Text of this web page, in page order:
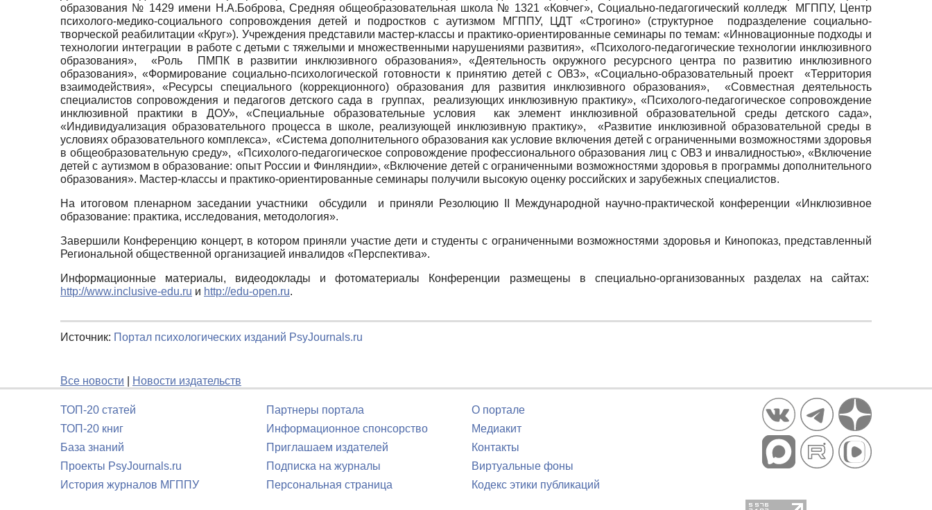
образования № 1429 имени Н.А.Боброва, Средняя общеобразовательная школа № 1321 «Ковчег», Социально-педагогический колледж МГППУ, Центр
психолого-медико-социального сопровождения детей и подростков с аутизмом МГППУ, ЦДТ «Строгино» (структурное подразделение социально-
творческой реабилитации «Круг»). Учреждения представили мастер-классы и практико-ориентированные семинары по темам: «Инновационные подходы и
технологии интеграции в работе с детьми с тяжелыми и множественными нарушениями развития», «Психолого-педагогические технологии инклюзивного
образования», «Роль ПМПК в развитии инклюзивного образования», «Деятельность окружного ресурсного центра по развитию инклюзивного
образования», «Формирование социально-психологической готовности к принятию детей с ОВЗ», «Социально-образовательный проект «Территория
взаимодействия», «Ресурсы специального (коррекционного) образования для развития инклюзивного образования», «Совместная деятельность
специалистов сопровождения и педагогов детского сада в группах, реализующих инклюзивную практику», «Психолого-педагогическое сопровождение
инклюзивной практики в ДОУ», «Специальные образовательные условия как элемент инклюзивной образовательной среды детского сада»,
«Индивидуализация образовательного процесса в школе, реализующей инклюзивную практику», «Развитие инклюзивной образовательной среды в
условиях образовательного комплекса», «Система дополнительного образования как условие включения детей с ограниченными возможностями здоровья
в общеобразовательную среду», «Психолого-педагогическое сопровождение профессионального образования лиц с ОВЗ и инвалидностью», «Включение
детей с аутизмом в образование: опыт России и Финляндии», «Включение детей с ограниченными возможностями здоровья в программы дополнительного
образования». Мастер-классы и практико-ориентированные семинары получили высокую оценку российских и зарубежных специалистов.
На итоговом пленарном заседании участники обсудили и приняли Резолюцию II Международной научно-практической конференции «Инклюзивное
образование: практика, исследования, методология».
Завершили Конференцию концерт, в котором приняли участие дети и студенты с ограниченными возможностями здоровья и Кинопоказ, представленный
Региональной общественной организацией инвалидов «Перспектива».
Информационные материалы, видеодоклады и фотоматериалы Конференции размещены в специально-организованных разделах на сайтах:
http://www.inclusive-edu.ru и http://edu-open.ru.
Источник: Портал психологических изданий PsyJournals.ru
Все новости Новости издательств
ТОП-20 статей
ТОП-20 книг
База знаний
Проекты PsyJournals.ru
История журналов МГППУ
Партнеры портала
Информационное спонсорство
Приглашаем издателей
Подписка на журналы
Персональная страница
О портале
Медиакит
Контакты
Виртуальные фоны
Кодекс этики публикаций